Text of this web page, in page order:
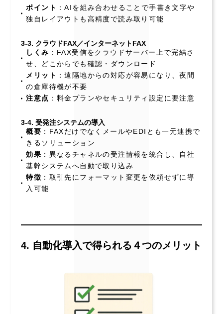
ポイント ：AIを組み合わせることで手書き文字や
独自レイアウトも高精度で読み取り可能
3-3. クラウドFAX／インターネットFAX
しくみ ：FAX受信をクラウドサーバー上で完結さ
せ、どこからでも確認・ダウンロード
メリット ：遠隔地からの対応が容易になり、夜間
の倉庫待機が不要
注意点 ：料金プランやセキュリティ設定に要注意
3-4. 受発注システムの導入
概要 ：FAXだけでなくメールやEDIとも一元連携で
きるソリューション
効果 ：異なるチャネルの受注情報を統合し、自社
基幹システムへ自動で取り込み
特徴 ：取引先にフォーマット変更を依頼せずに導
入可能
4. 自動化導入で得られる４つのメリット